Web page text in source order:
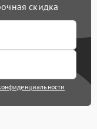
скидка